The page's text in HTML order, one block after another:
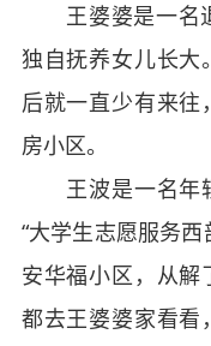
王婆婆是一名退
独自抚养女儿长大
后就一直少有来往
房小区。
王波是一名年
“大学生志愿服务
安华福小区，从解
都去王婆婆家看看